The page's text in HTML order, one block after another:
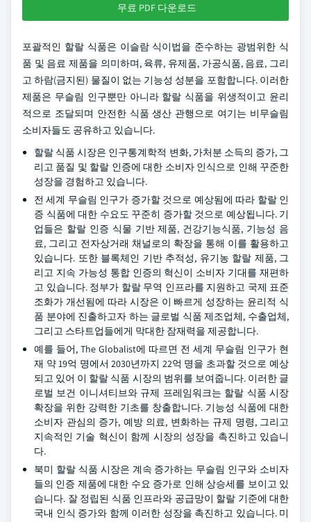
무료 PDF 다운로드
포괄적인 할랄 식품은 이슬람 식이법을 준수하는 광범위한 식
품 및 음료 제품을 의미하며, 육류, 유제품, 가공식품, 음료, 그리
고 하람(금지된) 물질이 없는 기능성 성분을 포함합니다. 이러한
제품은 무슬림 인구뿐만 아니라 할랄 식품을 위생적이고 윤리
적으로 조달되며 안전한 식품 생산 관행으로 여기는 비무슬림
소비자들도 공유하고 있습니다.
할랄 식품 시장은 인구통계학적 변화, 가처분 소득의 증가, 그
리고 품질 및 할랄 인증에 대한 소비자 인식으로 인해 꾸준한
성장을 경험하고 있습니다.
전 세계 무슬림 인구가 증가할 것으로 예상됨에 따라 할랄 인
증 식품에 대한 수요도 꾸준히 증가할 것으로 예상됩니다. 기
업들은 할랄 인증 식물 기반 제품, 건강기능식품, 기능성 음
료, 그리고 전자상거래 채널로의 확장을 통해 이를 활용하고
있습니다. 또한 블록체인 기반 추적성, 유기농 할랄 제품, 그
리고 지속 가능성 통합 인증의 혁신이 소비자 기대를 재편하
고 있습니다. 정부가 할랄 무역 인프라를 지원하고 국제 표준
조화가 개선됨에 따라 시장은 이 빠르게 성장하는 윤리적 식
품 분야에 진출하고자 하는 글로벌 식품 제조업체, 수출업체,
그리고 스타트업들에게 막대한 잠재력을 제공합니다.
예를 들어, The Globalist에 따르면 전 세계 무슬림 인구가 현
재 약 19억 명에서 2030년까지 22억 명을 초과할 것으로 예상
되고 있어 이 할랄 식품 시장의 범위를 보여줍니다. 이러한 글
로벌 보건 이니셔티브와 규제 프레임워크는 할랄 식품 시장
확장을 위한 강력한 기초를 창출합니다. 기능성 식품에 대한
소비자 관심의 증가, 예방 의료, 변화하는 규제 명령, 그리고
지속적인 기술 혁신이 함께 시장의 성장을 촉진하고 있습니
다.
북미 할랄 식품 시장은 계속 증가하는 무슬림 인구와 소비자
들의 인증 제품에 대한 수요 증가로 인해 상승세를 보이고 있
습니다. 잘 정립된 식품 인프라와 공급망이 할랄 기준에 대한
국내 인식 증가와 함께 이러한 성장을 촉진하고 있습니다. 미